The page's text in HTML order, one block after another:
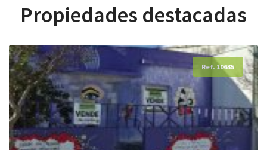
Propiedades destacadas
Ref. 10635